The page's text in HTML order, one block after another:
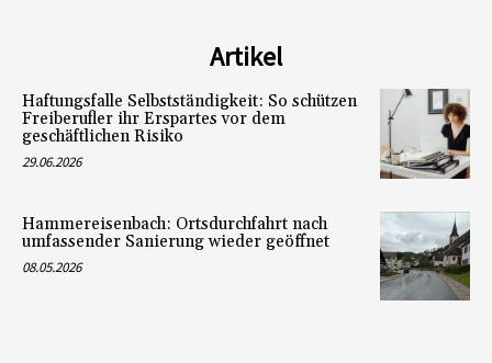
Artikel
Haftungsfalle Selbstständigkeit: So schützen
Freiberufler ihr Erspartes vor dem
geschäftlichen Risiko
29.06.2026
Hammereisenbach: Ortsdurchfahrt nach
umfassender Sanierung wieder geöffnet
08.05.2026